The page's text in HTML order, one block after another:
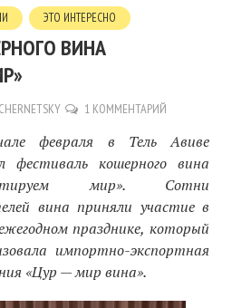
ЭТО ИНТЕРЕСНО
ВИНА
1 КОММЕНТАРИЙ
февраля в Тель Авиве
фестиваль кошерного вина
мир». Сотни
вина приняли участие в
празднике, который
импортно-экспортная
«Цур — мир вина».